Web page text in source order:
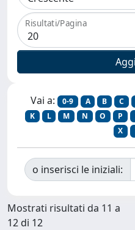
Risultati/Pagina
Vai a: 0-9 A B C
K
L M N O P
X
o inserisci le iniziali:
Mostrati risultati da 11 a
12 di 12